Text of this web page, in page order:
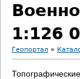
1:126
В
Геопортал »